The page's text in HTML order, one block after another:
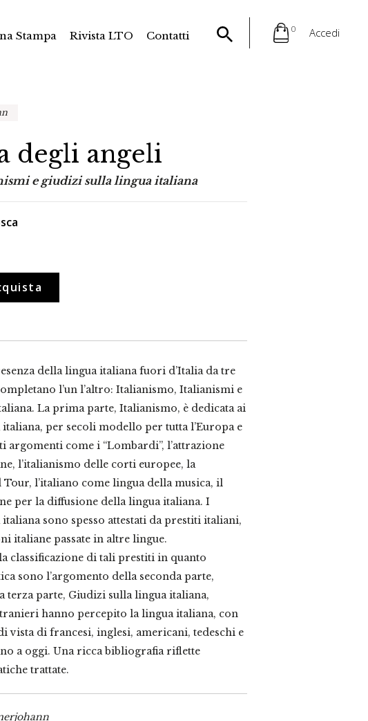
Stampa Rivista LTO Contatti
0 Accedi
degli angeli
e giudizi sulla lingua italiana
della lingua italiana fuori d’Italia da tre
l’un l’altro: Italianismo, Italianismi e
La prima parte, Italianismo, è dedicata ai
per secoli modello per tutta l’Europa e
argomenti come i “Lombardi”, l’attrazione
l’italianismo delle corti europee, la
l’italiano come lingua della musica, il
per la diffusione della lingua italiana. I
sono spesso attestati da prestiti italiani,
italiane passate in altre lingue.
classificazione di tali prestiti in quanto
sono l’argomento della seconda parte,
terza parte, Giudizi sulla lingua italiana,
hanno percepito la lingua italiana, con
vista di francesi, inglesi, americani, tedeschi e
a oggi. Una ricca bibliografia riflette
trattate.